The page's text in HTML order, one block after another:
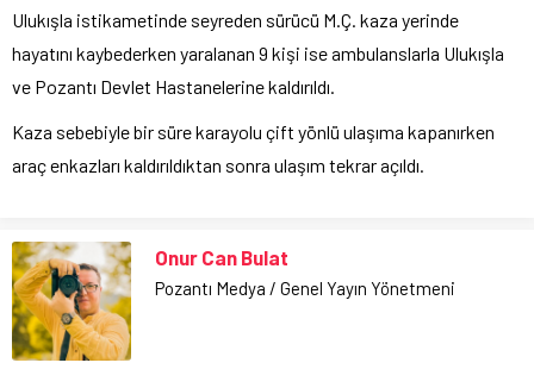
Ulukışla istikametinde seyreden sürücü M.Ç. kaza yerinde
hayatını kaybederken yaralanan 9 kişi ise ambulanslarla Ulukışla
ve Pozantı Devlet Hastanelerine kaldırıldı.
Kaza sebebiyle bir süre karayolu çift yönlü ulaşıma kapanırken
araç enkazları kaldırıldıktan sonra ulaşım tekrar açıldı.
Onur Can Bulat
Pozantı Medya / Genel Yayın Yönetmeni